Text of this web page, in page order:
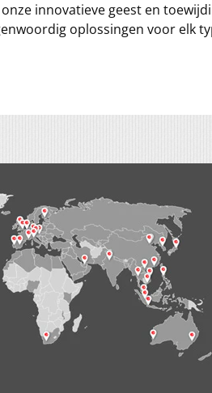
innovatieve geest en
oplossingen voor elk